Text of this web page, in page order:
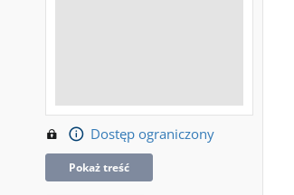
Dostęp ograniczony
Pokaż treść